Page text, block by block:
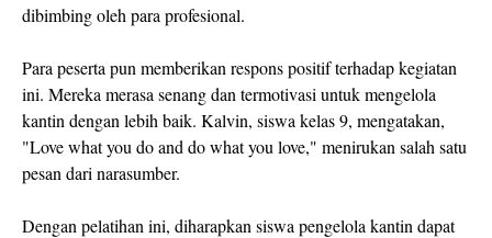
dibimbing oleh para profesional.
Para peserta pun memberikan respons positif terhadap kegiatan
ini. Mereka merasa senang dan termotivasi untuk mengelola
kantin dengan lebih baik. Kalvin, siswa kelas 9, mengatakan,
"Love what you do and do what you love," menirukan salah satu
pesan dari narasumber.
Dengan pelatihan ini, diharapkan siswa pengelola kantin dapat